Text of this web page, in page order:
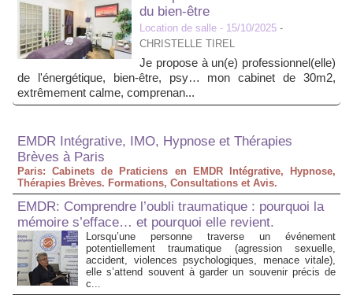
du bien-être
Location de salle - 15/10/2025 -
CHRISTELLE TIREL
Je propose à un(e) professionnel(elle)
de l'énergétique, bien-être, psy… mon cabinet de 30m2,
extrêmement calme, comprenan...
EMDR Intégrative, IMO, Hypnose et Thérapies
Brèves à Paris
Paris: Cabinets de Praticiens en EMDR Intégrative, Hypnose,
Thérapies Brèves. Formations, Consultations et Avis.
EMDR: Comprendre l’oubli traumatique : pourquoi la
mémoire s’efface… et pourquoi elle revient.
Lorsqu’une personne traverse un événement
potentiellement traumatique (agression sexuelle,
accident, violences psychologiques, menace vitale),
elle s’attend souvent à garder un souvenir précis de
c...